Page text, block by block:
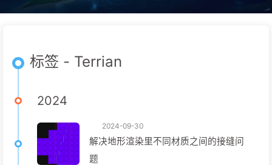
标签 - Terrian
2024
2024-09-30
解决地形渲染里不同材质之间的接缝问
题